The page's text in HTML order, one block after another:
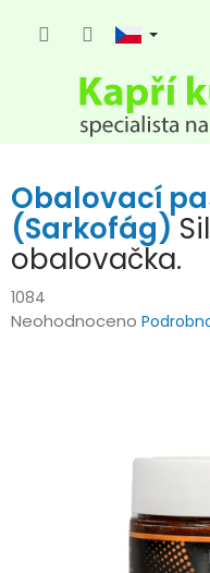
Obalovací
(Sarkofág)
obalovačka.
1084
Průměrné
Neohodnoceno